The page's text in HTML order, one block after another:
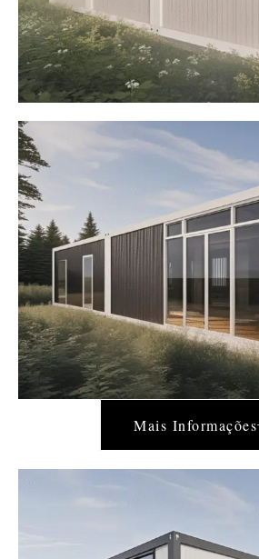
Mais Informações